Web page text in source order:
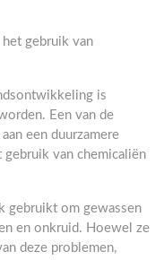
het gebruik van
is
Een van de
een duurzamere
van chemicaliën
gebruikt om gewassen
en onkruid. Hoewel ze
deze problemen,